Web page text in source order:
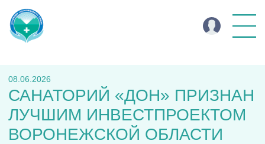
08.06.2026
САНАТОРИЙ «ДОН» ПРИЗНАН
ЛУЧШИМ ИНВЕСТПРОЕКТОМ
ВОРОНЕЖСКОЙ ОБЛАСТИ